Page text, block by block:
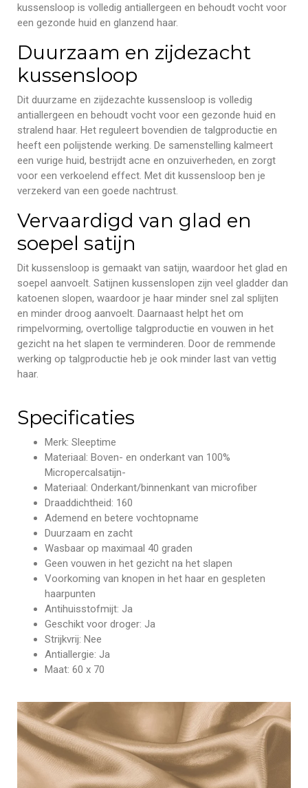
kussensloop is volledig antiallergeen en behoudt vocht voor
een gezonde huid en glanzend haar.
Duurzaam en zijdezacht
kussensloop
Dit duurzame en zijdezachte kussensloop is volledig
antiallergeen en behoudt vocht voor een gezonde huid en
stralend haar. Het reguleert bovendien de talgproductie en
heeft een polijstende werking. De samenstelling kalmeert
een vurige huid, bestrijdt acne en onzuiverheden, en zorgt
voor een verkoelend effect. Met dit kussensloop ben je
verzekerd van een goede nachtrust.
Vervaardigd van glad en
soepel satijn
Dit kussensloop is gemaakt van satijn, waardoor het glad en
soepel aanvoelt. Satijnen kussenslopen zijn veel gladder dan
katoenen slopen, waardoor je haar minder snel zal splijten
en minder droog aanvoelt. Daarnaast helpt het om
rimpelvorming, overtollige talgproductie en vouwen in het
gezicht na het slapen te verminderen. Door de remmende
werking op talgproductie heb je ook minder last van vettig
haar.
Specificaties
Merk: Sleeptime
Materiaal: Boven- en onderkant van 100%
Micropercalsatijn-
Materiaal: Onderkant/binnenkant van microfiber
Draaddichtheid: 160
Ademend en betere vochtopname
Duurzaam en zacht
Wasbaar op maximaal 40 graden
Geen vouwen in het gezicht na het slapen
Voorkoming van knopen in het haar en gespleten
haarpunten
Antihuisstofmijt: Ja
Geschikt voor droger: Ja
Strijkvrij: Nee
Antiallergie: Ja
Maat: 60 x 70